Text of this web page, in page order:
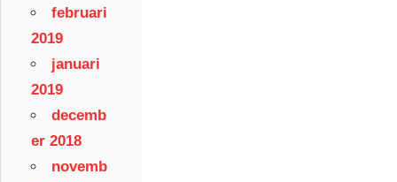
februari
2019
januari
2019
decemb
er 2018
novemb